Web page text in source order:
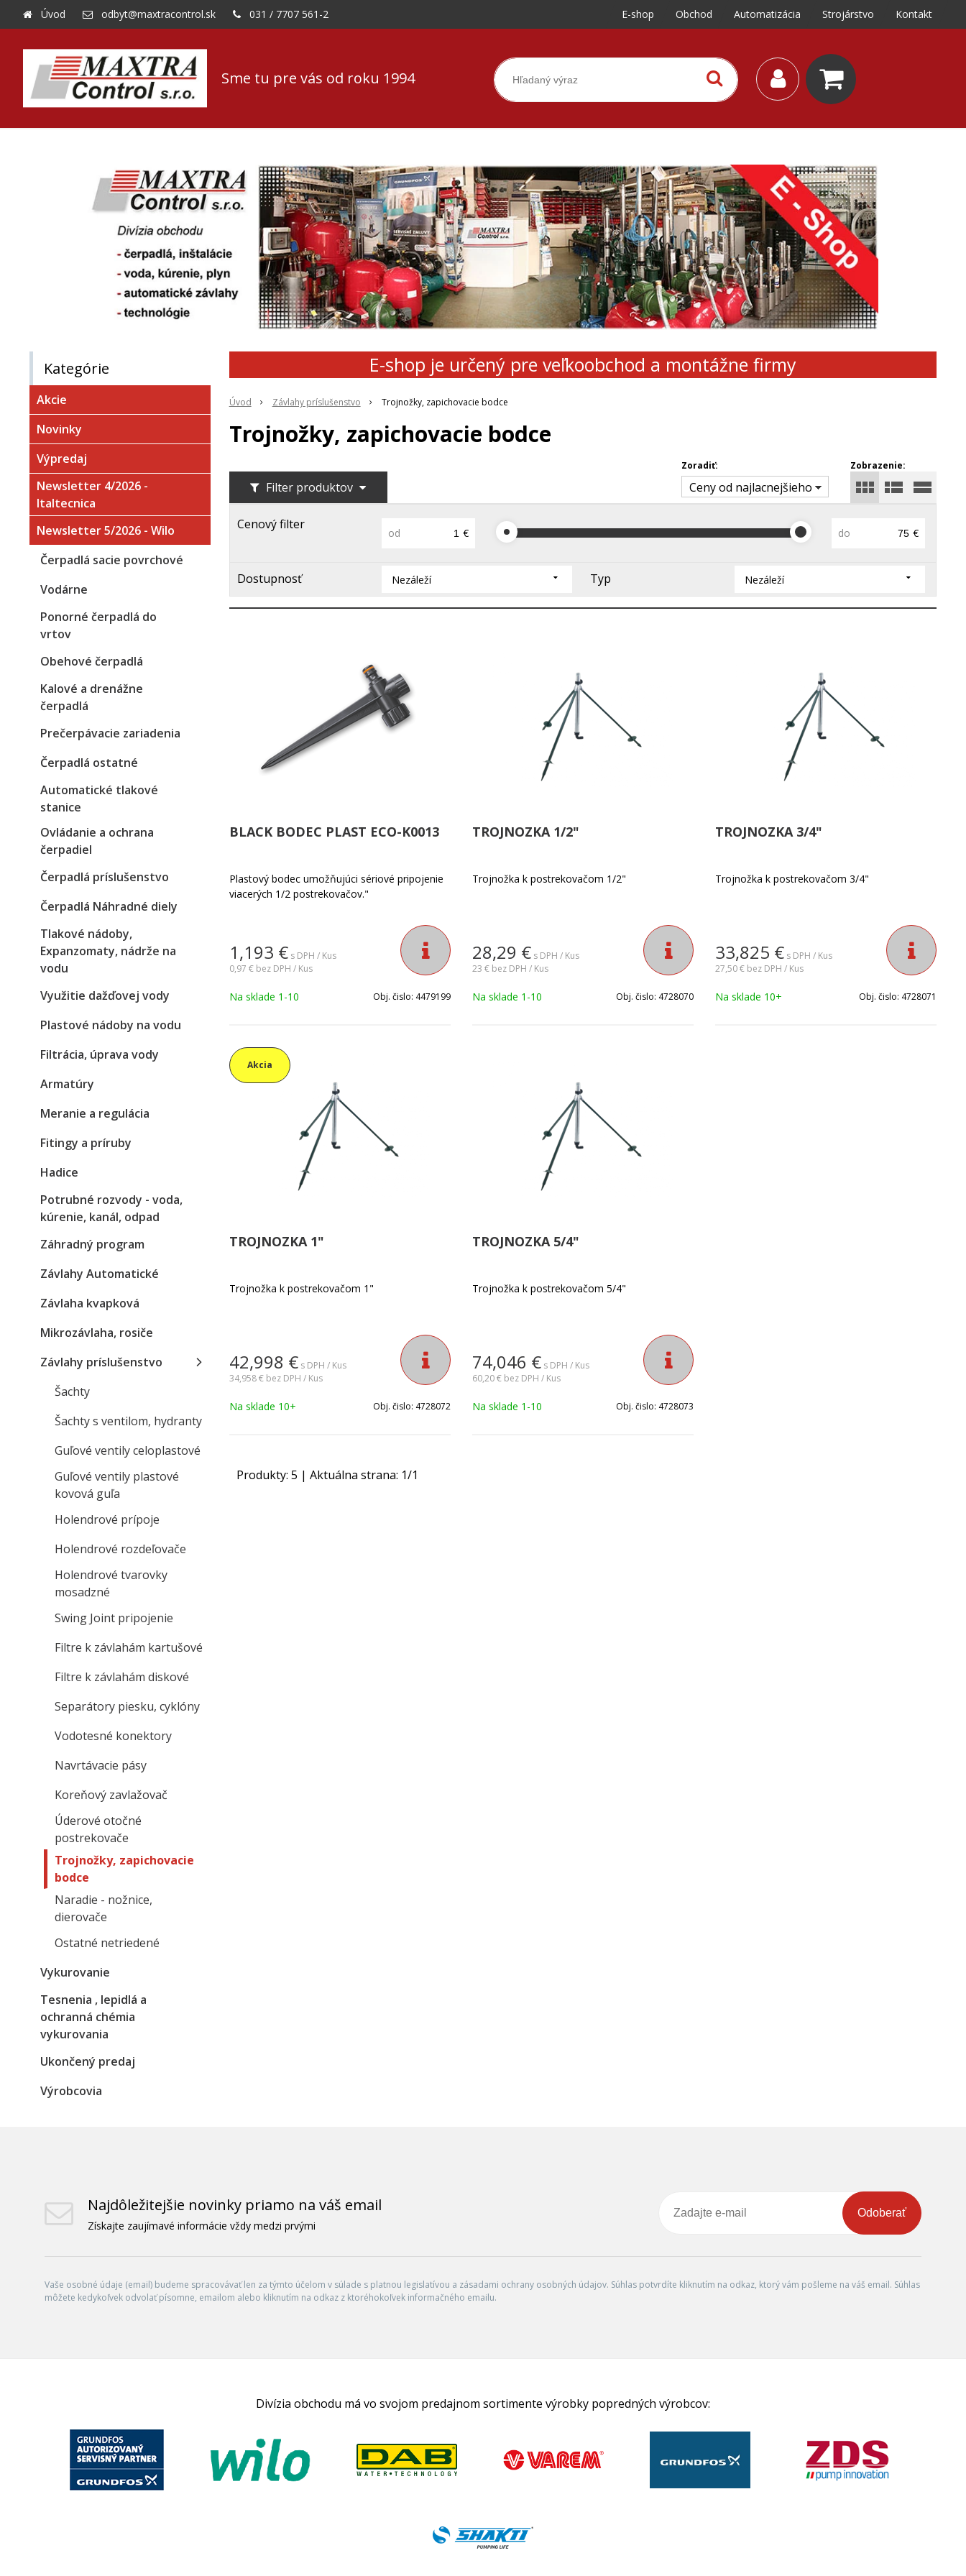
Sme tu pre vás od roku 1994
Úvod odbyt@maxtracontrol.sk 031 / 7707 561-2 E-shop Obchod Automatizácia Strojárstvo Kontakt
E-shop je určený pre veľkoobchod a montážne firmy
Úvod Závlahy príslušenstvo Trojnožky, zapichovacie bodce
Trojnožky, zapichovacie bodce
Filter produktov
Zobrazenie:
Zoradiť:
Ceny od najlacnejšieho
Cenový filter
od € do €
Dostupnosť Nezáleží Typ Nezáleží
BLACK BODEC PLAST ECO-K0013
Plastový bodec umožňujúci sériové pripojenie
viacerých 1/2 postrekovačov."
1,193 € s DPH / Kus
0,97 € bez DPH / Kus
Na sklade 1-10 Obj. čislo: 4479199
TROJNOZKA 1/2"
Trojnožka k postrekovačom 1/2"
28,29 € s DPH / Kus
23 € bez DPH / Kus
Na sklade 1-10 Obj. čislo: 4728070
TROJNOZKA 3/4"
Trojnožka k postrekovačom 3/4"
33,825 € s DPH / Kus
27,50 € bez DPH / Kus
Na sklade 10+ Obj. čislo: 4728071
Akcia
TROJNOZKA 1"
Trojnožka k postrekovačom 1"
42,998 € s DPH / Kus
34,958 € bez DPH / Kus
Na sklade 10+ Obj. čislo: 4728072
TROJNOZKA 5/4"
Trojnožka k postrekovačom 5/4"
74,046 € s DPH / Kus
60,20 € bez DPH / Kus
Na sklade 1-10 Obj. čislo: 4728073
Produkty: 5 | Aktuálna strana: 1/1
Kategórie
Akcie
Novinky
Výpredaj
Newsletter 4/2026 -
Italtecnica
Newsletter 5/2026 - Wilo
Čerpadlá sacie povrchové
Vodárne
Ponorné čerpadlá do
vrtov
Obehové čerpadlá
Kalové a drenážne
čerpadlá
Prečerpávacie zariadenia
Čerpadlá ostatné
Automatické tlakové
stanice
Ovládanie a ochrana
čerpadiel
Čerpadlá príslušenstvo
Čerpadlá Náhradné diely
Tlakové nádoby,
Expanzomaty, nádrže na
vodu
Využitie dažďovej vody
Plastové nádoby na vodu
Filtrácia, úprava vody
Armatúry
Meranie a regulácia
Fitingy a príruby
Hadice
Potrubné rozvody - voda,
kúrenie, kanál, odpad
Záhradný program
Závlahy Automatické
Závlaha kvapková
Mikrozávlaha, rosiče
Závlahy príslušenstvo
Šachty
Šachty s ventilom, hydranty
Guľové ventily celoplastové
Guľové ventily plastové
kovová guľa
Holendrové prípoje
Holendrové rozdeľovače
Holendrové tvarovky
mosadzné
Swing Joint pripojenie
Filtre k závlahám kartušové
Filtre k závlahám diskové
Separátory piesku, cyklóny
Vodotesné konektory
Navrtávacie pásy
Koreňový zavlažovač
Úderové otočné
postrekovače
Trojnožky, zapichovacie
bodce
Naradie - nožnice,
dierovače
Ostatné netriedené
Vykurovanie
Tesnenia , lepidlá a
ochranná chémia
vykurovania
Ukončený predaj
Výrobcovia
Najdôležitejšie novinky priamo na váš email
Získajte zaujímavé informácie vždy medzi prvými
Odoberať
Vaše osobné údaje (email) budeme spracovávať len za týmto účelom v súlade s platnou legislatívou a zásadami ochrany osobných údajov. Súhlas potvrdíte kliknutím na odkaz, ktorý vám pošleme na váš email. Súhlas
môžete kedykoľvek odvolať písomne, emailom alebo kliknutím na odkaz z ktoréhokoľvek informačného emailu.
Divízia obchodu má vo svojom predajnom sortimente výrobky popredných výrobcov: